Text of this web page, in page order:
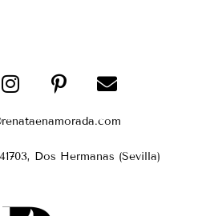
Dos Hermanas (Sevilla)